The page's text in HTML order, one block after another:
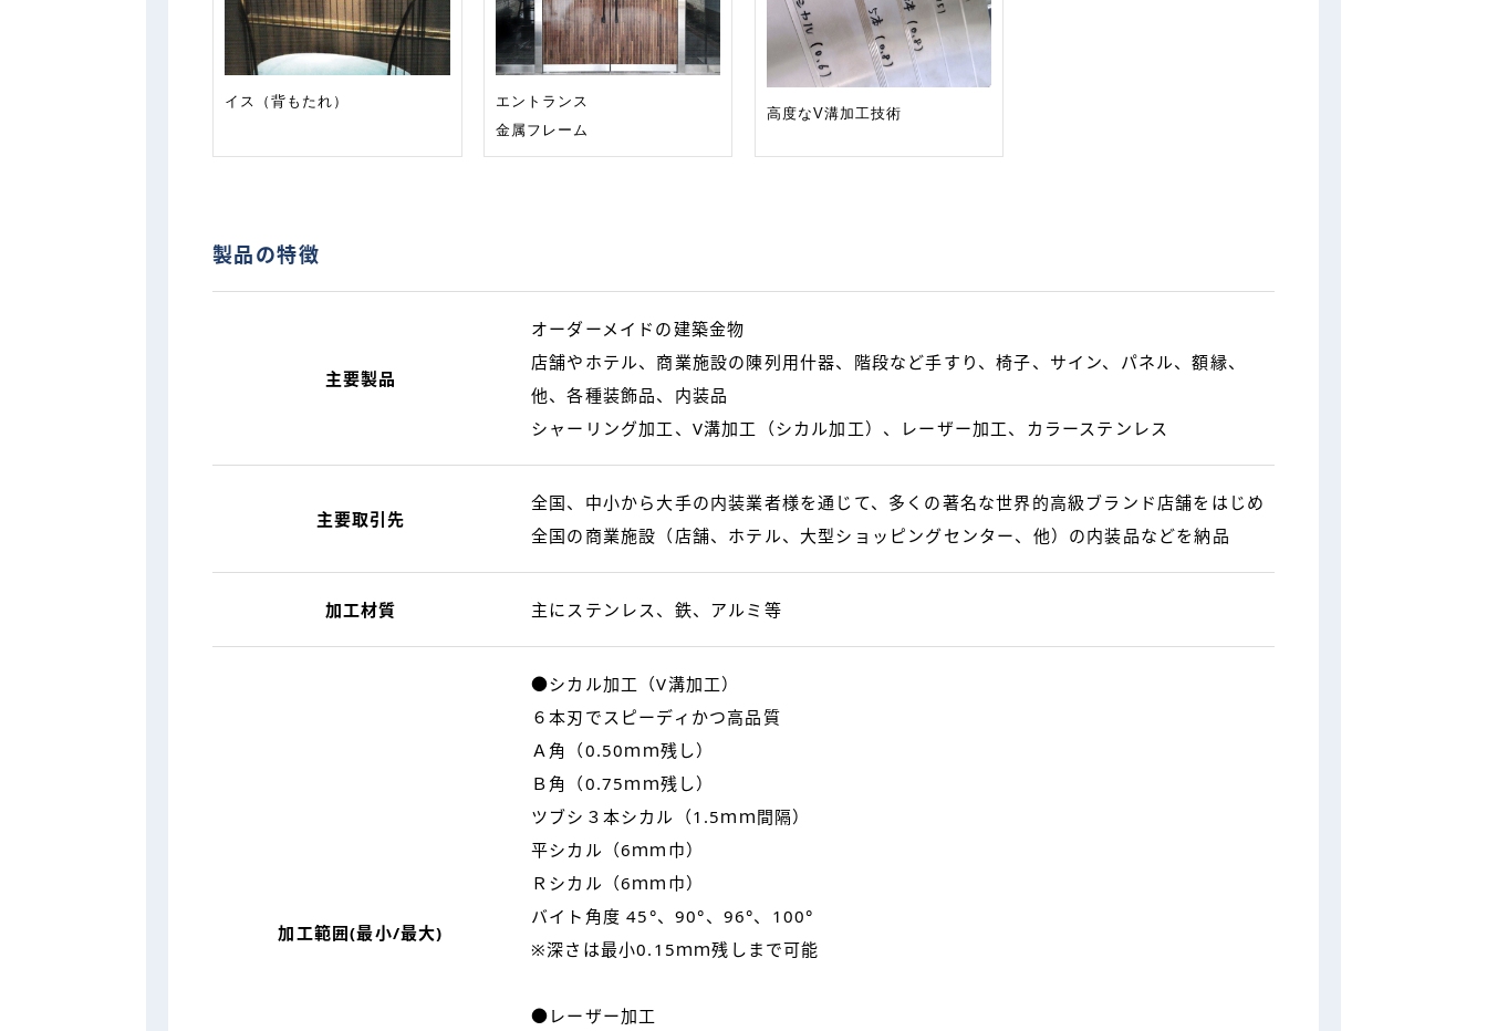
イス（背もたれ）
エントランス
金属フレーム
高度なV溝加工技術
製品の特徴
主要製品
オーダーメイドの建築金物
店舗やホテル、商業施設の陳列用什器、階段など手すり、椅子、サイン、パネル、額縁、
他、各種装飾品、内装品
シャーリング加工、V溝加工（シカル加工）、レーザー加工、カラーステンレス
主要取引先
全国、中小から大手の内装業者様を通じて、多くの著名な世界的高級ブランド店舗をはじめ
全国の商業施設（店舗、ホテル、大型ショッピングセンター、他）の内装品などを納品
加工材質 主にステンレス、鉄、アルミ等
加工範囲(最小/最大)
●シカル加工（V溝加工）
６本刃でスピーディかつ高品質
Ａ角（0.50ｍｍ残し）
Ｂ角（0.75ｍｍ残し）
ツブシ３本シカル（1.5ｍｍ間隔）
平シカル（6ｍｍ巾）
Ｒシカル（6ｍｍ巾）
バイト角度 45°、90°、96°、100°
※深さは最小0.15ｍｍ残しまで可能
●レーザー加工